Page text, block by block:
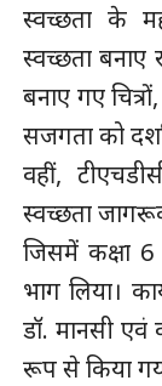
स्वच्छता के
स्वच्छता बनाए
बनाए गए
सजगता को
वहीं,
स्वच्छता
जिसमें कक्षा
भाग लिया।
डॉ. मानसी एवं
रूप से किया